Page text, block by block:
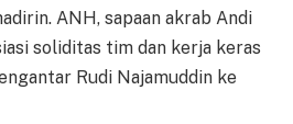
ANH, sapaan akrab Andi
soliditas tim dan kerja keras
Rudi Najamuddin ke